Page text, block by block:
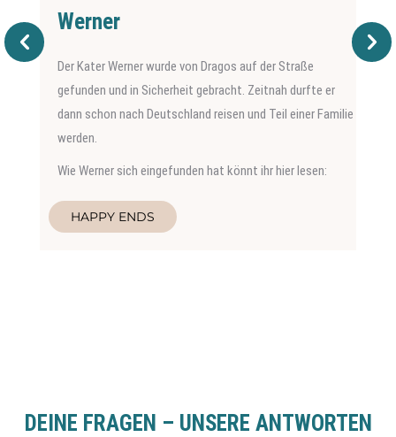
Werner
Der Kater Werner wurde von Dragos auf der Straße
gefunden und in Sicherheit gebracht. Zeitnah durfte er
dann schon nach Deutschland reisen und Teil einer Familie
werden.
Wie Werner sich eingefunden hat könnt ihr hier lesen:
HAPPY ENDS
DEINE FRAGEN – UNSERE ANTWORTEN